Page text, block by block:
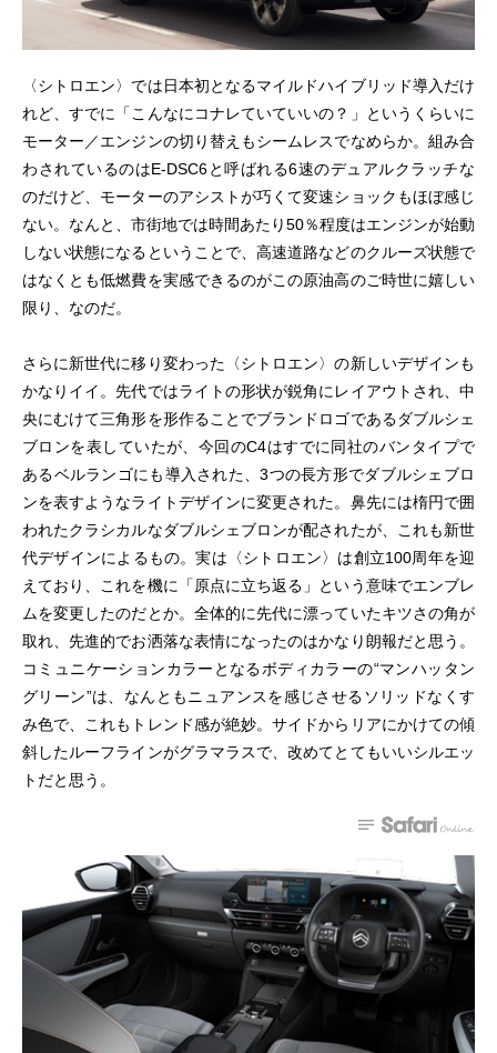
〈シトロエン〉では日本初となるマイルドハイブリッド導入だけ
れど、すでに「こんなにコナレていていいの？」というくらいに
モーター／エンジンの切り替えもシームレスでなめらか。組み合
わされているのはE-DSC6と呼ばれる6速のデュアルクラッチな
のだけど、モーターのアシストが巧くて変速ショックもほぼ感じ
ない。なんと、市街地では時間あたり50％程度はエンジンが始動
しない状態になるということで、高速道路などのクルーズ状態で
はなくとも低燃費を実感できるのがこの原油高のご時世に嬉しい
限り、なのだ。
さらに新世代に移り変わった〈シトロエン〉の新しいデザインも
かなりイイ。先代ではライトの形状が鋭角にレイアウトされ、中
央にむけて三角形を形作ることでブランドロゴであるダブルシェ
ブロンを表していたが、今回のC4はすでに同社のバンタイプで
あるベルランゴにも導入された、3つの長方形でダブルシェブロ
ンを表すようなライトデザインに変更された。鼻先には楕円で囲
われたクラシカルなダブルシェブロンが配されたが、これも新世
代デザインによるもの。実は〈シトロエン〉は創立100周年を迎
えており、これを機に「原点に立ち返る」という意味でエンブレ
ムを変更したのだとか。全体的に先代に漂っていたキツさの角が
取れ、先進的でお洒落な表情になったのはかなり朗報だと思う。
コミュニケーションカラーとなるボディカラーの“マンハッタン
グリーン”は、なんともニュアンスを感じさせるソリッドなくす
み色で、これもトレンド感が絶妙。サイドからリアにかけての傾
斜したルーフラインがグラマラスで、改めてとてもいいシルエッ
トだと思う。